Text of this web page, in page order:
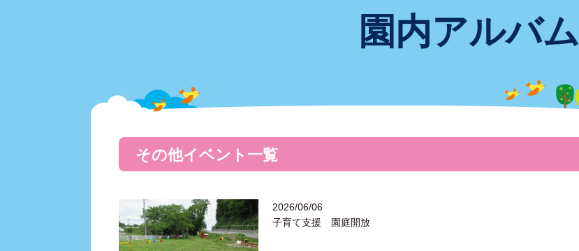
園内アルバム
その他イベント一覧
2026/06/06
子育て支援 園庭開放